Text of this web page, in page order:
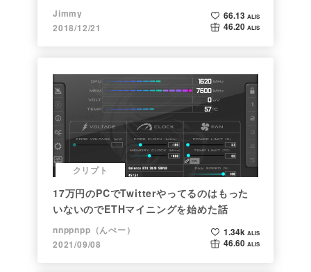
Jimmy
2018/12/21
66.13 ALIS
46.20 ALIS
クリプト
17万円のPCでTwitterやってるのはもった
いないのでETHマイニングを始めた話
nnppnpp（んぺー）
2021/09/08
1.34k ALIS
46.60 ALIS